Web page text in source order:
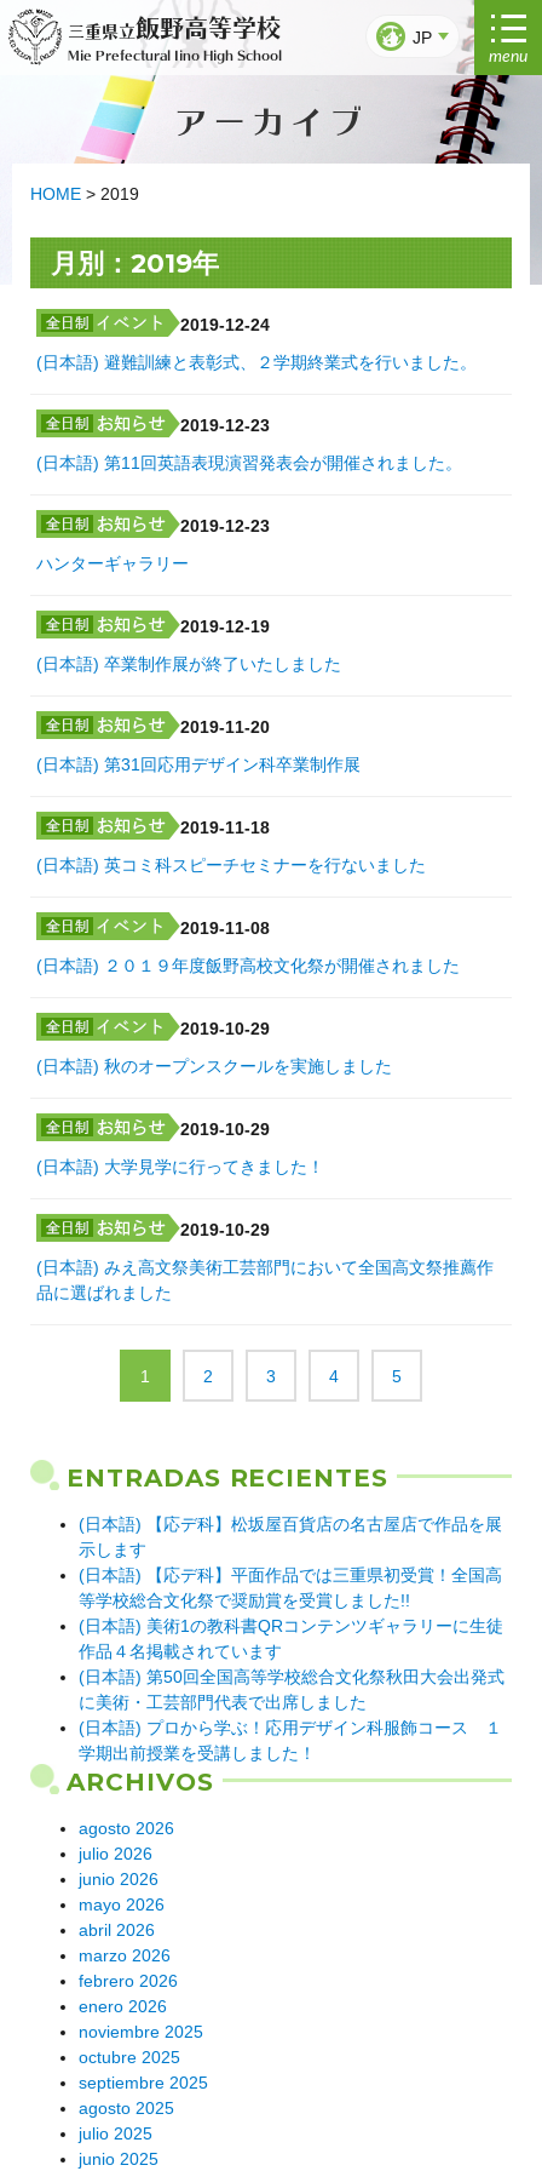
al
contenido
三重県立飯野高等学校
Mie Prefectural Iino High School
JP
menu
アーカイブ
HOME > 2019
月別：2019年
2019-12-24
(日本語) 避難訓練と表彰式、２学期終業式を行いました。
2019-12-23
(日本語) 第11回英語表現演習発表会が開催されました。
2019-12-23
ハンターギャラリー
2019-12-19
(日本語) 卒業制作展が終了いたしました
2019-11-20
(日本語) 第31回応用デザイン科卒業制作展
2019-11-18
(日本語) 英コミ科スピーチセミナーを行ないました
2019-11-08
(日本語) ２０１９年度飯野高校文化祭が開催されました
2019-10-29
(日本語) 秋のオープンスクールを実施しました
2019-10-29
(日本語) 大学見学に行ってきました！
2019-10-29
(日本語) みえ高文祭美術工芸部門において全国高文祭推薦作
品に選ばれました
1 2 3 4 5
ENTRADAS RECIENTES
(日本語) 【応デ科】松坂屋百貨店の名古屋店で作品を展
示します
(日本語) 【応デ科】平面作品では三重県初受賞！全国高
等学校総合文化祭で奨励賞を受賞しました!!
(日本語) 美術1の教科書QRコンテンツギャラリーに生徒
作品４名掲載されています
(日本語) 第50回全国高等学校総合文化祭秋田大会出発式
に美術・工芸部門代表で出席しました
(日本語) プロから学ぶ！応用デザイン科服飾コース １
学期出前授業を受講しました！
ARCHIVOS
agosto 2026
julio 2026
junio 2026
mayo 2026
abril 2026
marzo 2026
febrero 2026
enero 2026
noviembre 2025
octubre 2025
septiembre 2025
agosto 2025
julio 2025
junio 2025